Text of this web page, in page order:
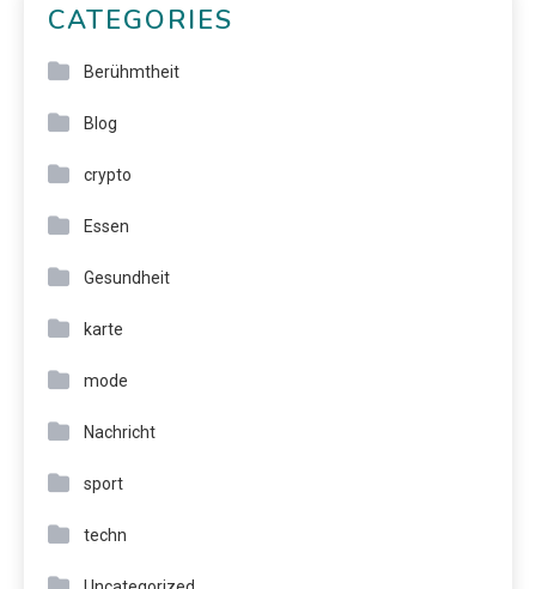
CATEGORIES
Berühmtheit
Blog
crypto
Essen
Gesundheit
karte
mode
Nachricht
sport
techn